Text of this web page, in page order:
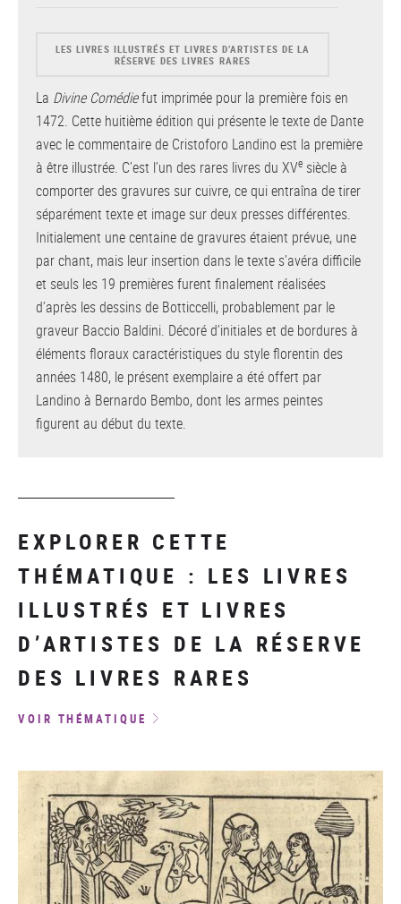
LES LIVRES ILLUSTRÉS ET LIVRES D’ARTISTES DE LA
RÉSERVE DES LIVRES RARES
La Divine Comédiefut imprimée pour la première fois en
1472. Cette huitième édition qui présente le texte de Dante
avec le commentaire de Cristoforo Landino est la première
à être illustrée. C’est l’un des rares livres du XVe siècle à
comporter des gravures sur cuivre, ce qui entraîna de tirer
séparément texte et image sur deux presses différentes.
Initialement une centaine de gravures étaient prévue, une
par chant, mais leur insertion dans le texte s’avéra difficile
et seuls les 19 premières furent finalement réalisées
d’après les dessins de Botticcelli, probablement par le
graveur Baccio Baldini. Décoré d’initiales et de bordures à
éléments floraux caractéristiques du style florentin des
années 1480, le présent exemplaire a été offert par
Landino à Bernardo Bembo, dont les armes peintes
figurent au début du texte.
EXPLORER CETTE
THÉMATIQUE : LES LIVRES
ILLUSTRÉS ET LIVRES
D’ARTISTES DE LA RÉSERVE
DES LIVRES RARES
VOIR THÉMATIQUE